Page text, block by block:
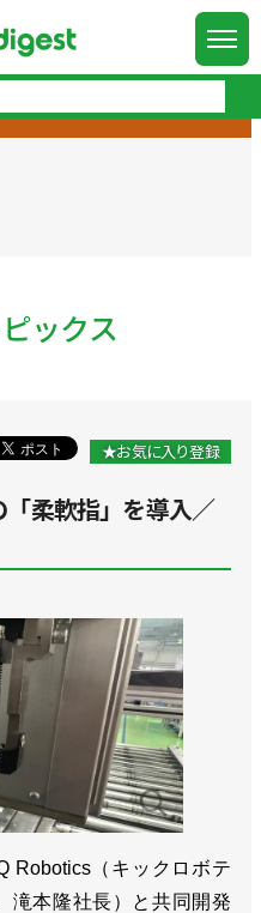
ックス
★お気に入り登録
柔軟指」を導入／
Robotics（キックロボテ
滝本隆社長）と共同開発